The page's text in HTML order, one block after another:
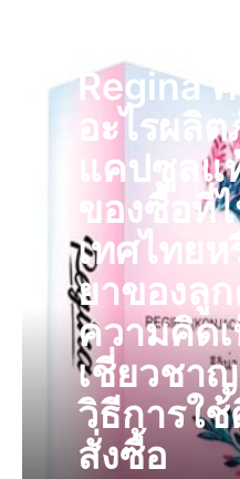
Regina คื
อะไรผลิ
แคปซูลแ
ของซื้อที่
เทศไทย
ยาของลูก
ความคิด
เชี่ยวชา
วิธีการใ
สั่งซื้อ